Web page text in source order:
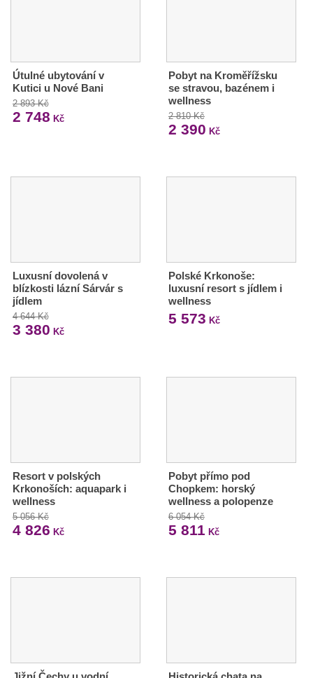
Útulné ubytování v
Kutici u Nové Bani
2 893 Kč
2 748 Kč
Pobyt na Kroměřížsku
se stravou, bazénem i
wellness
2 810 Kč
2 390 Kč
Luxusní dovolená v
blízkosti lázní Sárvár s
jídlem
4 644 Kč
3 380 Kč
Polské Krkonoše:
luxusní resort s jídlem i
wellness
5 573 Kč
Resort v polských
Krkonoších: aquapark i
wellness
5 056 Kč
4 826 Kč
Pobyt přímo pod
Chopkem: horský
wellness a polopenze
6 054 Kč
5 811 Kč